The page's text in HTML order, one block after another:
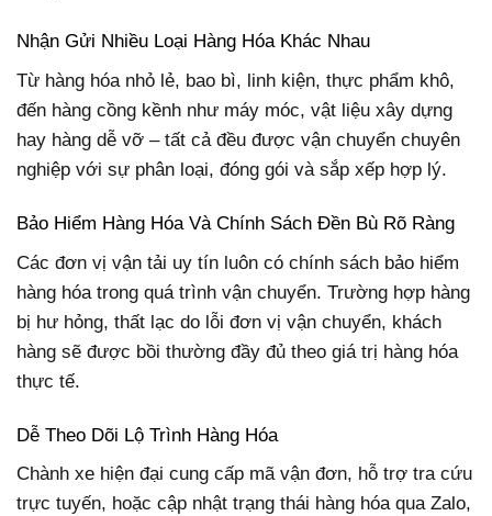
Nhận Gửi Nhiều Loại Hàng Hóa Khác Nhau
Từ hàng hóa nhỏ lẻ, bao bì, linh kiện, thực phẩm khô,
đến hàng cồng kềnh như máy móc, vật liệu xây dựng
hay hàng dễ vỡ – tất cả đều được vận chuyển chuyên
nghiệp với sự phân loại, đóng gói và sắp xếp hợp lý.
Bảo Hiểm Hàng Hóa Và Chính Sách Đền Bù Rõ Ràng
Các đơn vị vận tải uy tín luôn có chính sách bảo hiểm
hàng hóa trong quá trình vận chuyển. Trường hợp hàng
bị hư hỏng, thất lạc do lỗi đơn vị vận chuyển, khách
hàng sẽ được bồi thường đầy đủ theo giá trị hàng hóa
thực tế.
Dễ Theo Dõi Lộ Trình Hàng Hóa
Chành xe hiện đại cung cấp mã vận đơn, hỗ trợ tra cứu
trực tuyến, hoặc cập nhật trạng thái hàng hóa qua Zalo,